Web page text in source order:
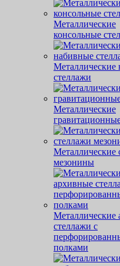
Металлические
консольные
Металлические
стеллажи
Металлические
Металлические
мезонины
Металлические
стеллажи с
полками